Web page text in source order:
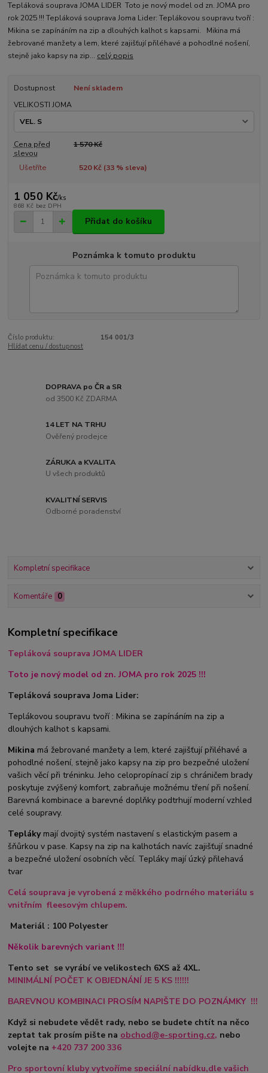
Tepláková souprava JOMA LIDER Toto je nový model od zn. JOMA pro
rok 2025 !!! Tepláková souprava Joma Lider: Teplákovou soupravu tvoří :
Mikina se zapínáním na zip a dlouhých kalhot s kapsami. Mikina má
žebrované manžety a lem, které zajišťují přiléhavé a pohodlné nošení,
stejně jako kapsy na zip... celý popis
Dostupnost
Není skladem
VELIKOSTI JOMA
Cena před
slevou
1 570 Kč
Ušetříte 520 Kč (33% sleva)
1 050 Kč/ks
868 Kč bez DPH
Přidat do košíku
Poznámka k tomuto produktu
Číslo produktu:
154 001/3
Hlídat cenu / dostupnost
DOPRAVA po ČR a SR
od 3500 Kč ZDARMA
14 LET NA TRHU
Ověřený prodejce
ZÁRUKA a KVALITA
U všech produktů
KVALITNÍ SERVIS
Odborné poradenství
Kompletní specifikace
Komentáře 0
Kompletní specifikace
Tepláková souprava JOMA LIDER
Toto je nový model od zn. JOMA pro rok 2025 !!!
Tepláková souprava Joma Lider:
Teplákovou soupravu tvoří : Mikina se zapínáním na zip a
dlouhých kalhot s kapsami.
Mikina má žebrované manžety a lem, které zajišťují přiléhavé a
pohodlné nošení, stejně jako kapsy na zip pro bezpečné uložení
vašich věcí při tréninku. Jeho celopropínací zip s chráničem brady
poskytuje zvýšený komfort, zabraňuje možnému tření při nošení.
Barevná kombinace a barevné doplňky podtrhují moderní vzhled
celé soupravy.
Teplákymají dvojitý systém nastavení s elastickým pasem a
šňůrkou v pase. Kapsy na zip na kalhotách navíc zajišťují snadné
a bezpečné uložení osobních věcí. Tepláky mají úzký přilehavá
tvar
Celá souprava je vyrobená z měkkého podrného materiálu s
vnitřním fleesovým chlupem.
Materiál : 100 Polyester
Několik barevných variant !!!
Tento set se vyrábí ve velikostech 6XS až 4XL.
MINIMÁLNÍ POČET K OBJEDNÁNÍ JE 5 KS !!!!!!
BAREVNOU KOMBINACI PROSÍM NAPIŠTE DO POZNÁMKY !!!
Když si nebudete vědět rady, nebo se budete chtít na něco
zeptat tak prosím pište na obchod@e-sporting.cz, nebo
volejte na +420 737 200 336
Pro sportovní kluby vytvoříme speciální nabídku,dle vašich